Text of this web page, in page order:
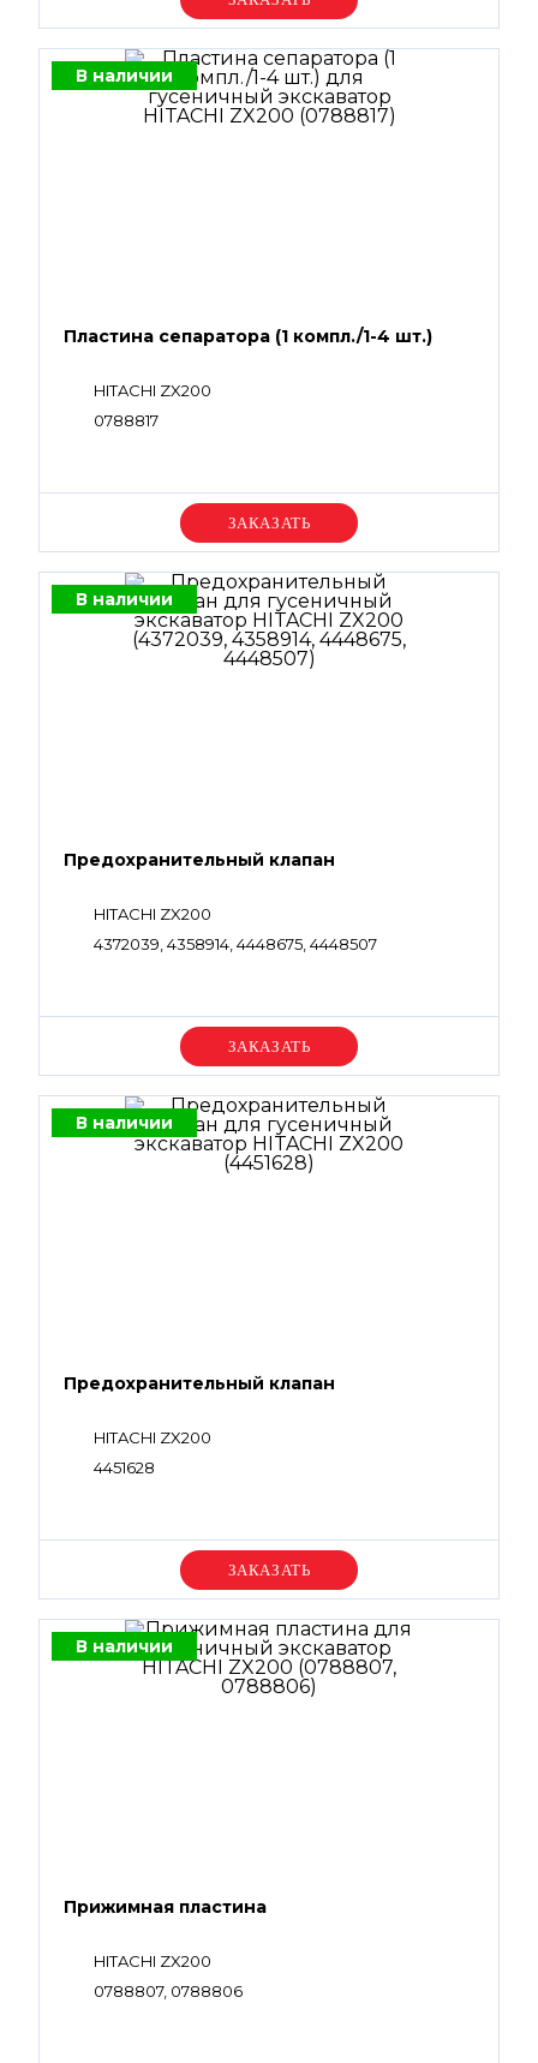
В наличии
Пластина сепаратора (1 компл./1-4 шт.)
HITACHI ZX200
0788817
Уточняйте цену
В наличии
Предохранительный клапан
HITACHI ZX200
4372039, 4358914, 4448675, 4448507
Уточняйте цену
В наличии
Предохранительный клапан
HITACHI ZX200
4451628
Уточняйте цену
В наличии
Прижимная пластина
HITACHI ZX200
0788807, 0788806